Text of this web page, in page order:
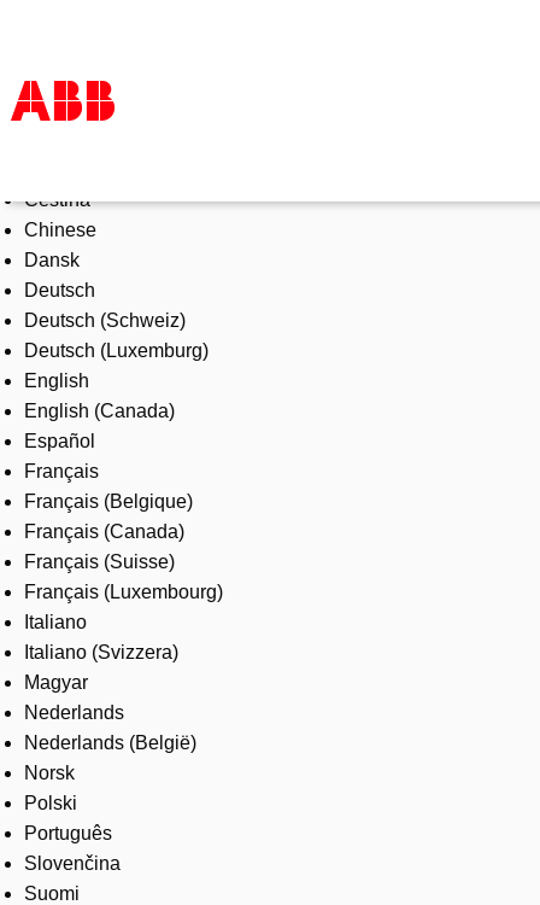
Produkte und Leistungen
Branchenlösungen
Service
Über uns
Vertriebspartner finden
Kontakt
Karriere
Čeština
Chinese
Dansk
Deutsch
Deutsch (Schweiz)
Deutsch (Luxemburg)
English
English (Canada)
Español
Français
Français (Belgique)
Français (Canada)
Français (Suisse)
Français (Luxembourg)
Italiano
Italiano (Svizzera)
Magyar
Nederlands
Nederlands (België)
Norsk
Polski
Português
Slovenčina
Suomi